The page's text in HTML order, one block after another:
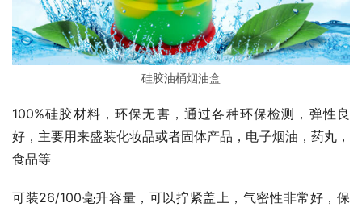
硅胶油桶烟油盒
100%硅胶材料，环保无害，通过各种环保检测，弹性良
好，主要用来盛装化妆品或者固体产品，电子烟油，药丸，
食品等
可装26/100毫升容量，可以拧紧盖上，气密性非常好，保